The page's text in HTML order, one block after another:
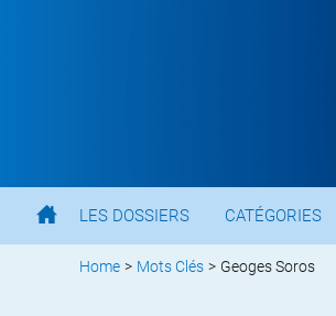
LES DOSSIERS CATÉGORIES
Home > Mots Clés > Geoges Soros